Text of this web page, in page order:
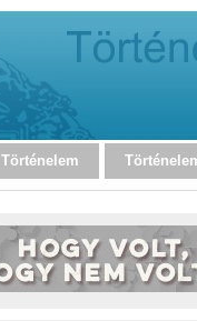
Történelem